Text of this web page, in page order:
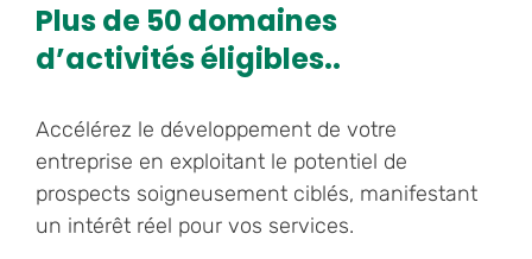
Plus de 50 domaines
d’activités éligibles..
Accélérez le développement de votre
entreprise en exploitant le potentiel de
prospects soigneusement ciblés, manifestant
un intérêt réel pour vos services.